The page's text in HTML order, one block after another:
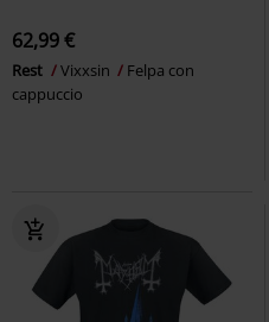
62,99 €
Rest Vixxsin
Felpa con
cappuccio